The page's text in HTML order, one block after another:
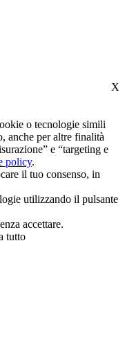
X
o tecnologie simili
anche per altre finalità
e “targeting e
policy.
il tuo consenso, in
utilizzando il pulsante
accettare.
tutto